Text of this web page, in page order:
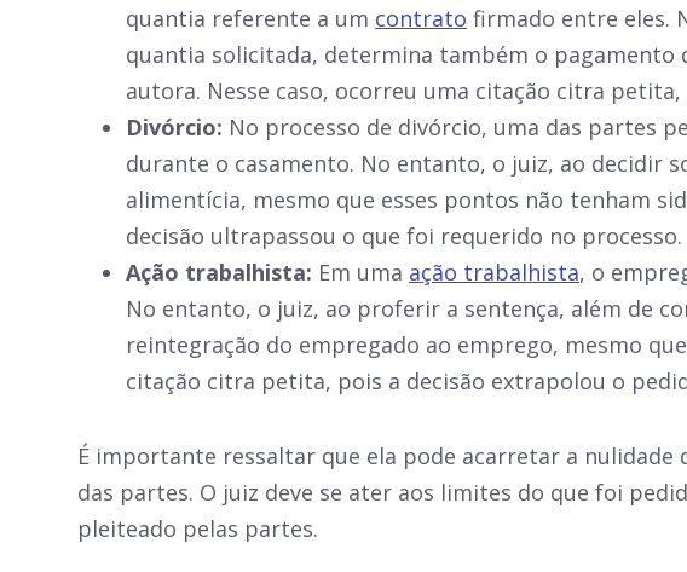
quantia referente a um contrato firmado entre eles.
quantia solicitada, determina também o
autora. Nesse caso, ocorreu uma citação citra
Divórcio: No processo de divórcio, uma das partes
durante o casamento. No entanto, o juiz, ao decidir
alimentícia, mesmo que esses pontos não tenham
decisão ultrapassou o que foi requerido no processo.
Ação trabalhista: Em uma ação trabalhista, o
No entanto, o juiz, ao proferir a sentença, além de
reintegração do empregado ao emprego, mesmo
citação citra petita, pois a decisão extrapolou o
É importante ressaltar que ela pode acarretar a
das partes. O juiz deve se ater aos limites do que foi
pleiteado pelas partes.